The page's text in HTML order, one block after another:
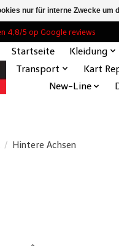
4,8/5 op Google reviews
Startseite Kleidung
Transport
Kart
New-Line
/ Hintere Achsen
nur für interne Zwecke um